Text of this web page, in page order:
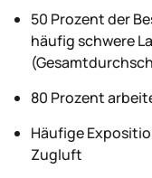
50 Prozent der
häufig schwere
80 Prozent
Häufige
Zugluft